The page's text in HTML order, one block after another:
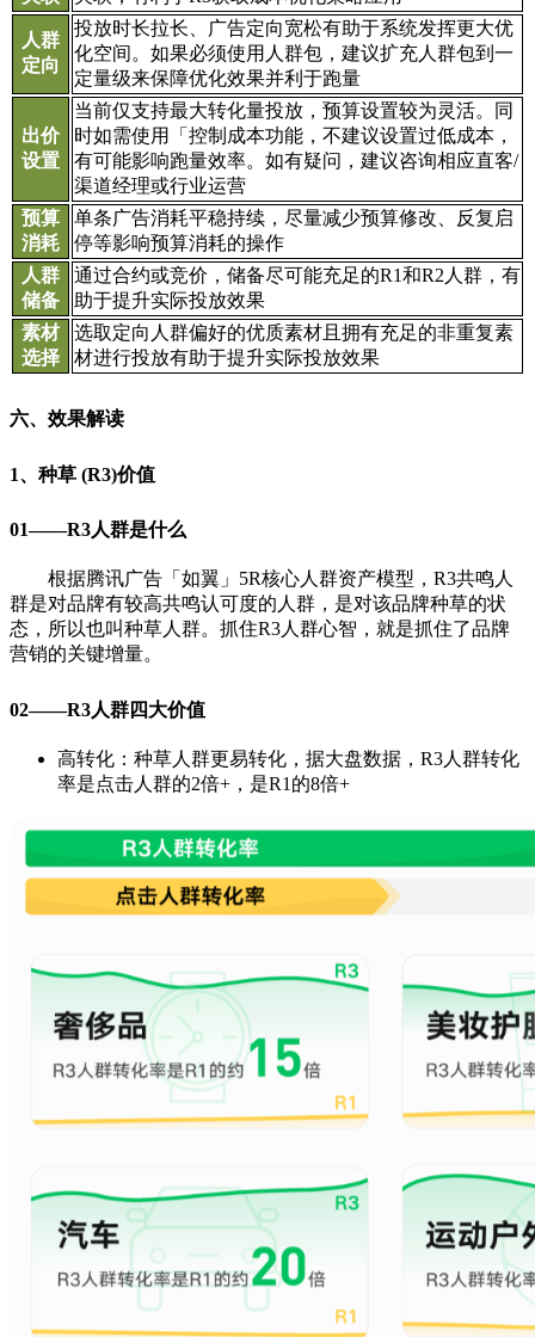
人群
定向
投放时长拉长、广告定向宽松有助于系统发挥更大优
化空间。如果必须使用人群包，建议扩充人群包到一
定量级来保障优化效果并利于跑量
出价
设置
当前仅支持最大转化量投放，预算设置较为灵活。同
时如需使用「控制成本功能，不建议设置过低成本，
有可能影响跑量效率。如有疑问，建议咨询相应直客/
渠道经理或行业运营
预算
消耗
单条广告消耗平稳持续，尽量减少预算修改、反复启
停等影响预算消耗的操作
人群
储备
通过合约或竞价，储备尽可能充足的R1和R2人群，有
助于提升实际投放效果
素材
选择
选取定向人群偏好的优质素材且拥有充足的非重复素
材进行投放有助于提升实际投放效果
六、效果解读
1、种草 (R3)价值
01——R3人群是什么
根据腾讯广告「如翼」5R核心人群资产模型，R3共鸣人
群是对品牌有较高共鸣认可度的人群，是对该品牌种草的状
态，所以也叫种草人群。抓住R3人群心智，就是抓住了品牌
营销的关键增量。
02——R3人群四大价值
高转化：种草人群更易转化，据大盘数据，R3人群转化
率是点击人群的2倍+，是R1的8倍+